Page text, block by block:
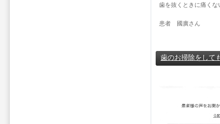
歯を抜くときに痛くな
患者 國廣さん
歯のお掃除をして